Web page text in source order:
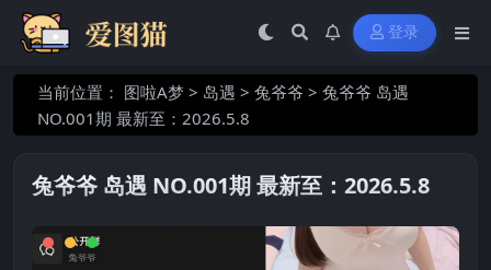
登录
当前位置： 图啦A梦 > 岛遇 > 兔爷爷 > 兔爷爷 岛遇
NO.001期 最新至：2026.5.8
兔爷爷 岛遇 NO.001期 最新至：2026.5.8